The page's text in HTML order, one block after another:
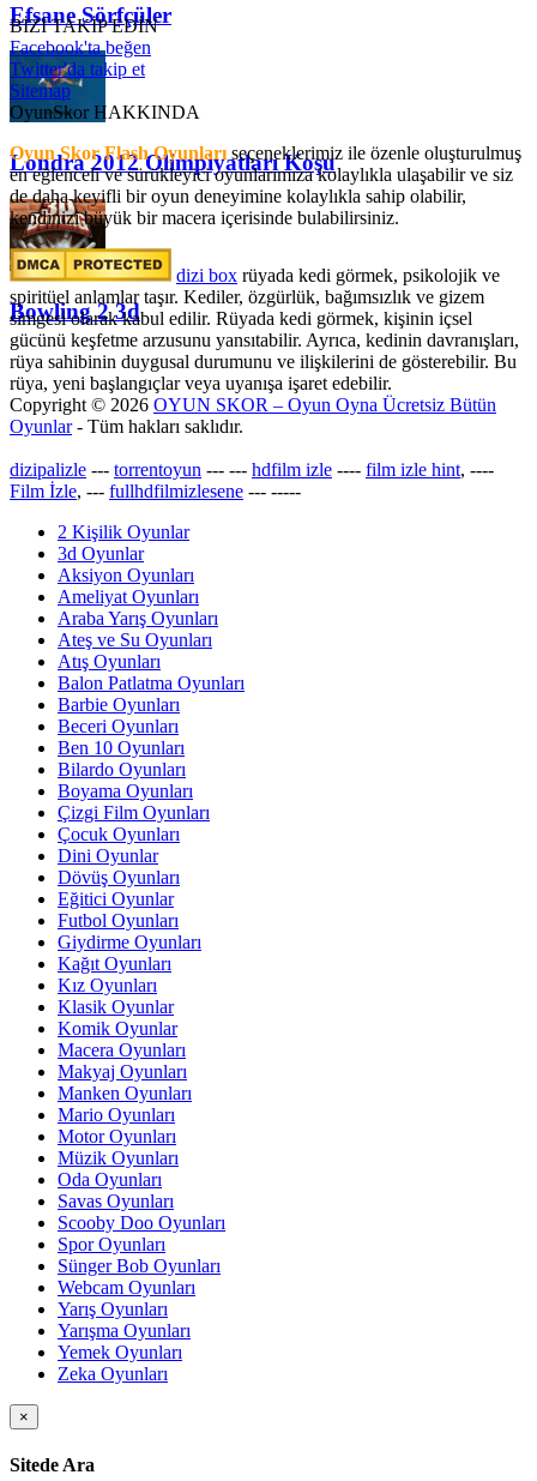
Efsane Sörfçüler
Londra 2012 Olimpiyatları Koşu
Bowling 2 3d
BİZİ TAKİP EDİN
Facebook'ta beğen
Twitter'da takip et
Sitemap
OyunSkor HAKKINDA
Oyun Skor Flash Oyunları seçeneklerimiz ile özenle oluşturulmuş
en eğlenceli ve sürükleyici oyunlarımıza kolaylıkla ulaşabilir ve siz
de daha keyifli bir oyun deneyimine kolaylıkla sahip olabilir,
kendinizi büyük bir macera içerisinde bulabilirsiniz.
dizi box rüyada kedi görmek​, psikolojik ve
spiritüel anlamlar taşır. Kediler, özgürlük, bağımsızlık ve gizem
simgesi olarak kabul edilir. Rüyada kedi görmek, kişinin içsel
gücünü keşfetme arzusunu yansıtabilir. Ayrıca, kedinin davranışları,
rüya sahibinin duygusal durumunu ve ilişkilerini de gösterebilir. Bu
rüya, yeni başlangıçlar veya uyanışa işaret edebilir.
Copyright © 2026 OYUN SKOR – Oyun Oyna Ücretsiz Bütün
Oyunlar- Tüm hakları saklıdır.
dizipalizle --- torrentoyun --- --- hdfilm izle ---- film izle hint, ----
Film İzle, --- fullhdfilmizlesene --- -----
2 Kişilik Oyunlar
3d Oyunlar
Aksiyon Oyunları
Ameliyat Oyunları
Araba Yarış Oyunları
Ateş ve Su Oyunları
Atış Oyunları
Balon Patlatma Oyunları
Barbie Oyunları
Beceri Oyunları
Ben 10 Oyunları
Bilardo Oyunları
Boyama Oyunları
Çizgi Film Oyunları
Çocuk Oyunları
Dini Oyunlar
Dövüş Oyunları
Eğitici Oyunlar
Futbol Oyunları
Giydirme Oyunları
Kağıt Oyunları
Kız Oyunları
Klasik Oyunlar
Komik Oyunlar
Macera Oyunları
Makyaj Oyunları
Manken Oyunları
Mario Oyunları
Motor Oyunları
Müzik Oyunları
Oda Oyunları
Savas Oyunları
Scooby Doo Oyunları
Spor Oyunları
Sünger Bob Oyunları
Webcam Oyunları
Yarış Oyunları
Yarışma Oyunları
Yemek Oyunları
Zeka Oyunları
×
Sitede Ara